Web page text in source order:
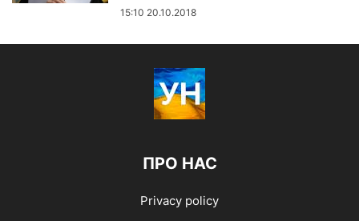
15:10 20.10.2018
ПРО НАС
Privacy policy